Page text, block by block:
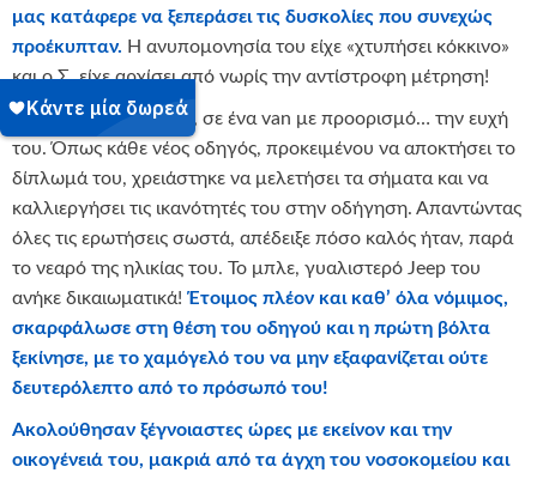
μας κατάφερε να ξεπεράσει τις δυσκολίες που συνεχώς
προέκυπταν. Η ανυπομονησία του είχε «χτυπήσει κόκκινο»
και ο Σ. είχε αρχίσει από νωρίς την αντίστροφη μέτρηση!
Επιβιβάστηκε, λοιπόν, σε ένα van με προορισμό… την ευχή
του. Όπως κάθε νέος οδηγός, προκειμένου να αποκτήσει το
δίπλωμά του, χρειάστηκε να μελετήσει τα σήματα και να
καλλιεργήσει τις ικανότητές του στην οδήγηση. Απαντώντας
όλες τις ερωτήσεις σωστά, απέδειξε πόσο καλός ήταν, παρά
το νεαρό της ηλικίας του. Το μπλε, γυαλιστερό Jeep του
ανήκε δικαιωματικά! Έτοιμος πλέον και καθ’ όλα νόμιμος,
σκαρφάλωσε στη θέση του οδηγού και η πρώτη βόλτα
ξεκίνησε, με το χαμόγελό του να μην εξαφανίζεται ούτε
δευτερόλεπτο από το πρόσωπό του!
Ακολούθησαν ξέγνοιαστες ώρες με εκείνον και την
οικογένειά του, μακριά από τα άγχη του νοσοκομείου και